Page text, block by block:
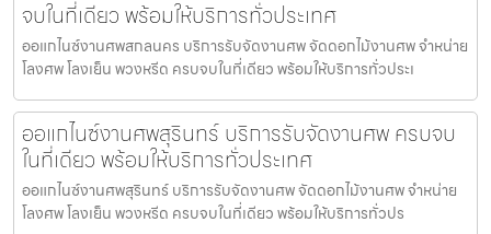
จบในที่เดียว พร้อมให้บริการทั่วประเทศ
ออแกไนซ์งานศพสกลนคร บริการรับจัดงานศพ จัดดอกไม้งานศพ จำหน่าย
โลงศพ โลงเย็น พวงหรีด ครบจบในที่เดียว พร้อมให้บริการทั่วประเ
ออแกไนซ์งานศพสุรินทร์ บริการรับจัดงานศพ ครบจบ
ในที่เดียว พร้อมให้บริการทั่วประเทศ
ออแกไนซ์งานศพสุรินทร์ บริการรับจัดงานศพ จัดดอกไม้งานศพ จำหน่าย
โลงศพ โลงเย็น พวงหรีด ครบจบในที่เดียว พร้อมให้บริการทั่วปร